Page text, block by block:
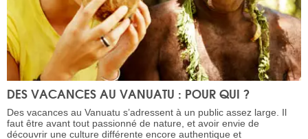
DES VACANCES AU VANUATU : POUR QUI ?
Des vacances au Vanuatu s’adressent à un public assez large. Il
faut être avant tout passionné de nature, et avoir envie de
découvrir une culture différente encore authentique et